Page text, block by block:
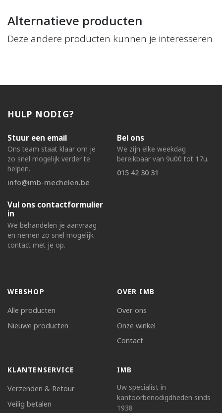
Alternatieve producten
Deze andere producten kunnen je interesseren
HULP NODIG?
Stuur een email
Ons team staat klaar om je
zo snel mogelijk verder te
helpen.
info@imb-mechelen.be
Bel ons
We zijn elke weekdag
bereikbaar van 9u00 tot 17u.
015 42 30 31
Vul ons contactformulier
in
We behandelen je aanvraag
en nemen zo snel mogelijk
contact met je op.
WEBSHOP
Alle producten
Nieuwe producten
OVER IMB
Over ons
Onze winkel
Contact
KLANTENSERVICE
Verzenden & Retour
Veilig betalen
IMB
Uw specialist in
kantoorbenodigdheden sinds
1938